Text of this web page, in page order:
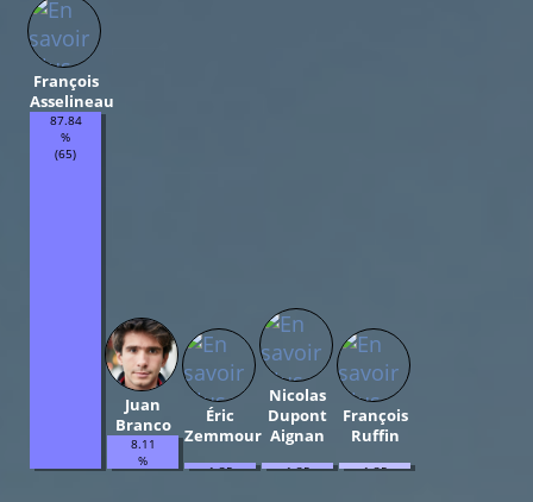
François
Asselineau
87.84
%
(65)
Juan
Branco
8.11
%
Éric
Zemmour
1.35
Nicolas
Dupont
Aignan
1.35
François
Ruffin
1.35